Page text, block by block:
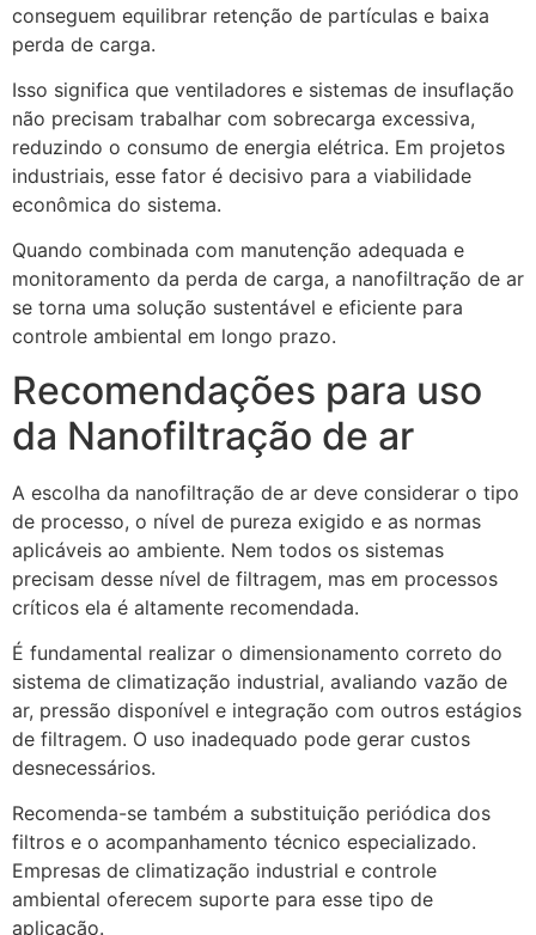
conseguem equilibrar retenção de partículas e baixa
perda de carga.
Isso significa que ventiladores e sistemas de insuflação
não precisam trabalhar com sobrecarga excessiva,
reduzindo o consumo de energia elétrica. Em projetos
industriais, esse fator é decisivo para a viabilidade
econômica do sistema.
Quando combinada com manutenção adequada e
monitoramento da perda de carga, a nanofiltração de ar
se torna uma solução sustentável e eficiente para
controle ambiental em longo prazo.
Recomendações para uso
da Nanofiltração de ar
A escolha da nanofiltração de ar deve considerar o tipo
de processo, o nível de pureza exigido e as normas
aplicáveis ao ambiente. Nem todos os sistemas
precisam desse nível de filtragem, mas em processos
críticos ela é altamente recomendada.
É fundamental realizar o dimensionamento correto do
sistema de climatização industrial, avaliando vazão de
ar, pressão disponível e integração com outros estágios
de filtragem. O uso inadequado pode gerar custos
desnecessários.
Recomenda-se também a substituição periódica dos
filtros e o acompanhamento técnico especializado.
Empresas de climatização industrial e controle
ambiental oferecem suporte para esse tipo de
aplicação.